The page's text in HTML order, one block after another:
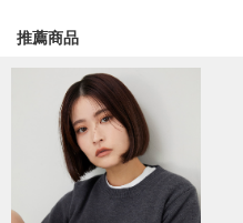
推薦商品